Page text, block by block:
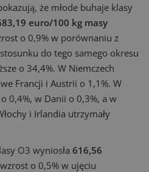
że młode buhaje klasy
euro/100 kg masy
o 0,9% w porównaniu z
do tego samego okresu
o 34,4%. W Niemczech
Francji i Austrii o 1,1%. W
0,4%, w Danii o 0,3%, a w
i Irlandia utrzymały
O3 wyniosła 616,56
o 0,5% w ujęciu